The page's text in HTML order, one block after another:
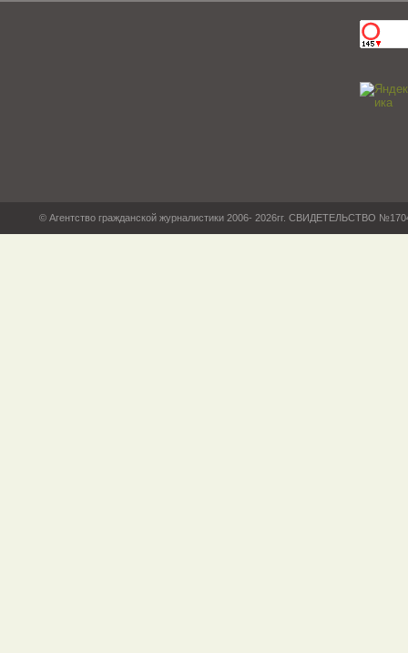
© Агентство гражданской журналистики 2006- 2026гг. СВИДЕТЕЛЬСТВО